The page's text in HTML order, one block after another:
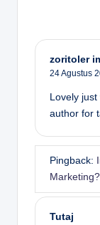
zoritoler
24 Agustus
Lovely
author for
Pingback:
Tutaj